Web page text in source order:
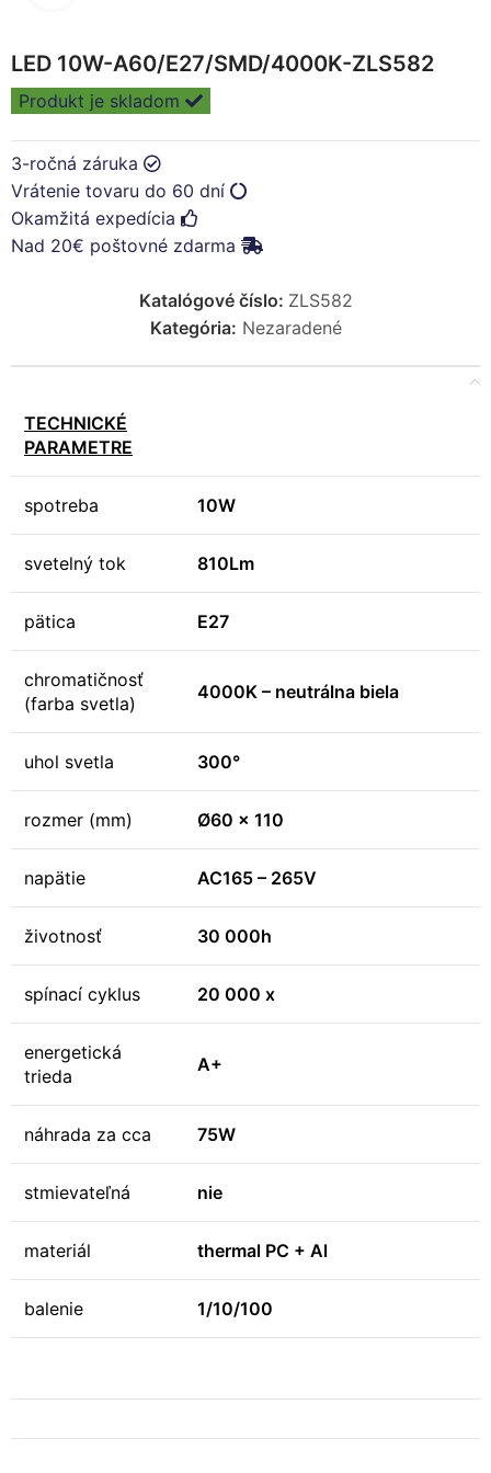
LED 10W-A60/E27/SMD/4000K-ZLS582
Produkt je skladom
3-ročná záruka
Vrátenie tovaru do 60 dní
Okamžitá expedícia
Nad 20€ poštovné zdarma
Katalógové číslo: ZLS582
Kategória: Nezaradené
TECHNICKÉ
PARAMETRE
spotreba 10W
svetelný tok 810Lm
pätica E27
chromatičnosť
(farba svetla)
4000K – neutrálna biela
uhol svetla 300°
rozmer (mm) Ø60 x 110
napätie AC165 – 265V
životnosť 30 000h
spínací cyklus 20 000 x
energetická
trieda
A+
náhrada za cca 75W
stmievateľná nie
materiál thermal PC + Al
balenie 1/10/100